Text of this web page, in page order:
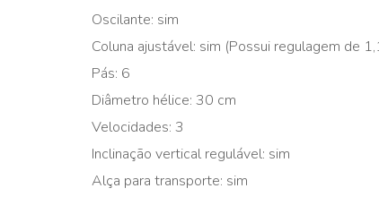
Oscilante: sim
Coluna ajustável: sim (Possui regulagem de
Pás: 6
Diâmetro hélice: 30 cm
Velocidades: 3
Inclinação vertical regulável: sim
Alça para transporte: sim